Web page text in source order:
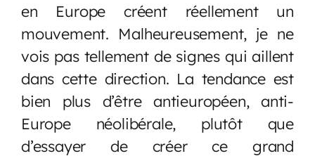
en Europe créent réellement un
mouvement. Malheureusement, je ne
vois pas tellement de signes qui aillent
dans cette direction. La tendance est
bien plus d’être antieuropéen, anti-
Europe néolibérale, plutôt que
d’essayer de créer ce grand